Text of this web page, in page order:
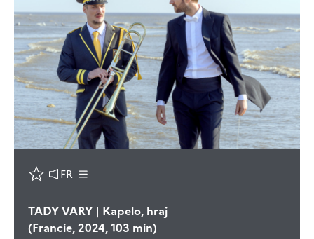
FR
TADY VARY | Kapelo, hraj
(Francie, 2024, 103 min)